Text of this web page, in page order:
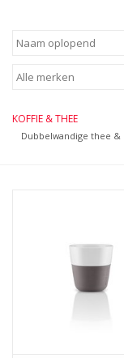
Cadeaus
Koffie & Thee
KOFFIE & THEE
Dubbelwandige thee &